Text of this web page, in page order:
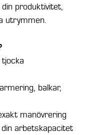
produktivitet,
utrymmen.
balkar,
manövrering
arbetskapacitet